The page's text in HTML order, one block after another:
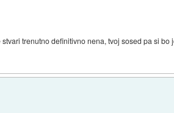
trenutno definitivno nena, tvoj sosed pa si